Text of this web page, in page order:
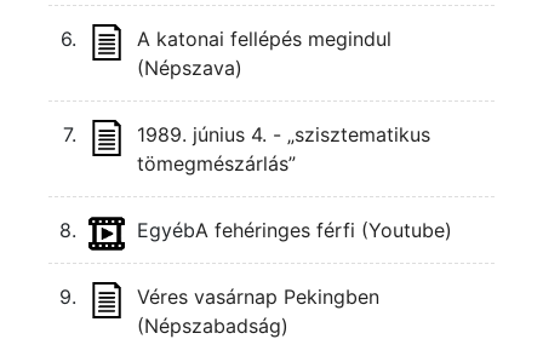
6.
A katonai fellépés megindul
(Népszava)
7.
1989. június 4. - „szisztematikus
tömegmészárlás”
8. EgyébA fehéringes férfi (Youtube)
9.
Véres vasárnap Pekingben
(Népszabadság)